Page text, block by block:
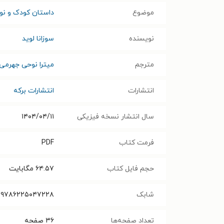
موضوع داستان کودک و
نویسنده سوزانا لوید
مترجم میترا نوحی
انتشارات انتشارات برکه
سال انتشار نسخه فیزیکی ۱۴۰۴/۰۴/۱۱
فرمت کتاب PDF
حجم فایل کتاب ۶۴.۵۷ مگابایت
شابک ۹۷۸۶۲۲۵۰۴۷۲۲۸
تعداد صفحه‌ها ۳۶ صفحه